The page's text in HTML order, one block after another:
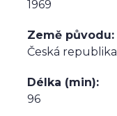
1969
Země původu
Česká republika
Délka (min)
96